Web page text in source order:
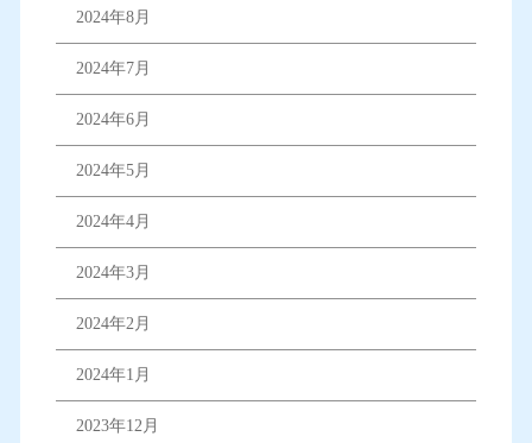
2024年8月
2024年7月
2024年6月
2024年5月
2024年4月
2024年3月
2024年2月
2024年1月
2023年12月